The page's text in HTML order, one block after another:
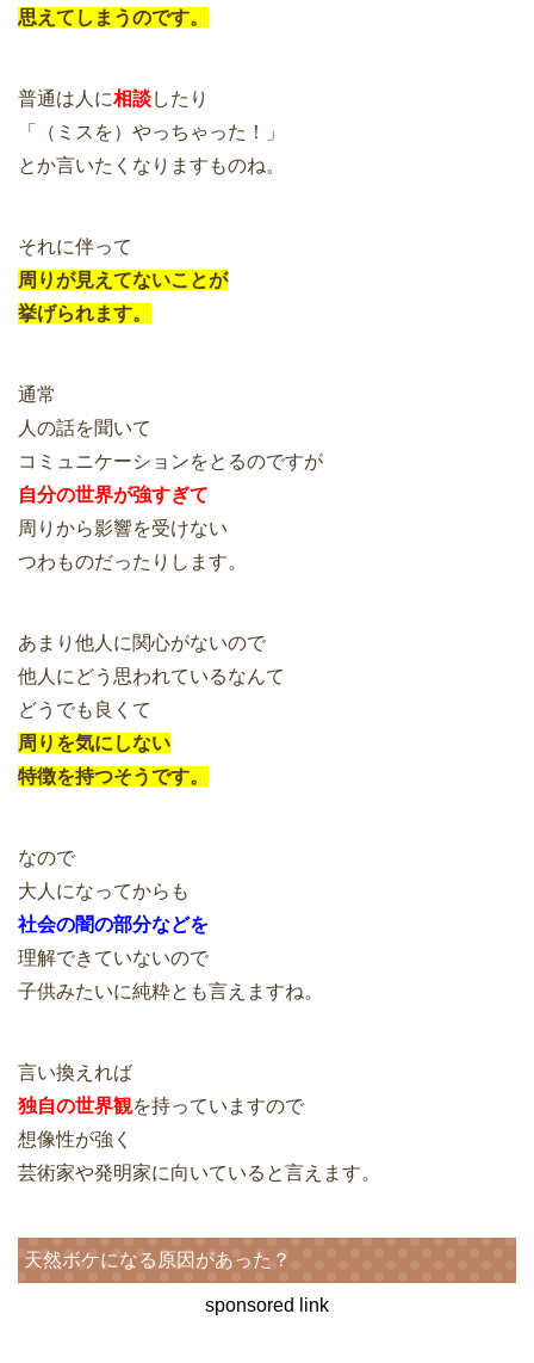
思えてしまうのです。
普通は人に相談したり
「（ミスを）やっちゃった！」
とか言いたくなりますものね。
それに伴って
周りが見えてないことが
挙げられます。
通常
人の話を聞いて
コミュニケーションをとるのですが
自分の世界が強すぎて
周りから影響を受けない
つわものだったりします。
あまり他人に関心がないので
他人にどう思われているなんて
どうでも良くて
周りを気にしない
特徴を持つそうです。
なので
大人になってからも
社会の闇の部分などを
理解できていないので
子供みたいに純粋とも言えますね。
言い換えれば
独自の世界観を持っていますので
想像性が強く
芸術家や発明家に向いていると言えます。
天然ボケになる原因があった？
sponsored link